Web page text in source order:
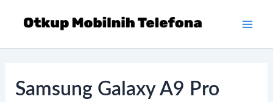
Samsung Galaxy A9 Pro